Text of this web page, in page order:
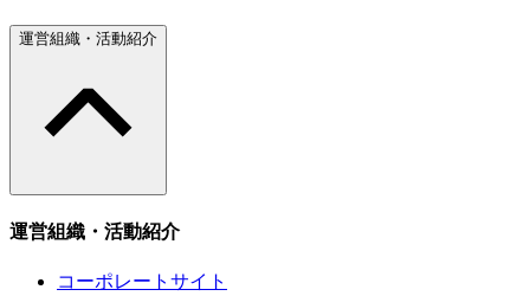
運営組織・活動紹介
運営組織・活動紹介
コーポレートサイト